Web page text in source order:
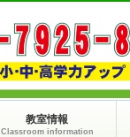
教室情報
Classroom information